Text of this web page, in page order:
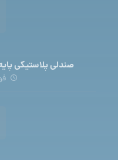
صندلی پلاستیکی